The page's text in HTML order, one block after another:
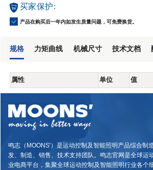
买家保护:
产品在购买后一年内如发生质量问题，可免费换货。
规格 力矩曲线 机械尺寸 技术文档
属性 单位 值
鸣志（MOONS'）是运动控制及智能照明产品综合制
发、制造、销售、技术支持团队。鸣志官网是全球运
业电商平台，集聚全球运动控制及智能照明行业各个